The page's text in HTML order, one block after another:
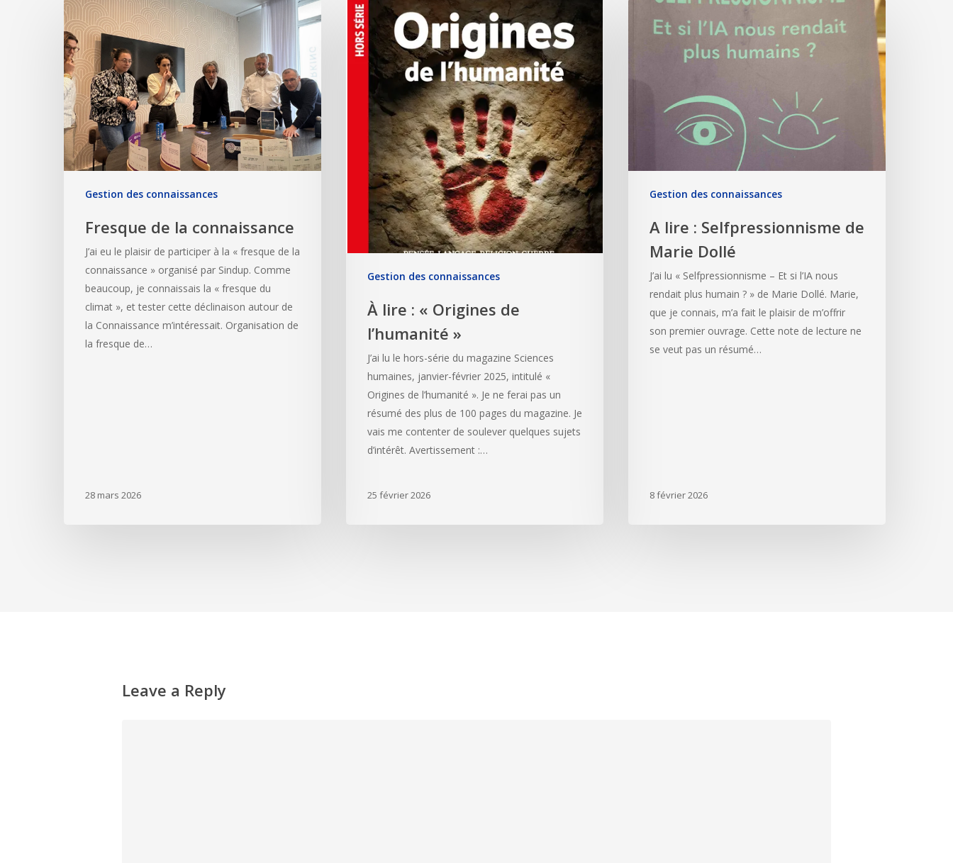
Gestion des connaissances
Fresque de la connaissance
J’ai eu le plaisir de participer à la « fresque de la
connaissance » organisé par Sindup. Comme
beaucoup, je connaissais la « fresque du
climat », et tester cette déclinaison autour de
la Connaissance m’intéressait. Organisation de
la fresque de…
28 mars 2026
Gestion des connaissances
À lire : « Origines de
l’humanité »
J’ai lu le hors-série du magazine Sciences
humaines, janvier-février 2025, intitulé «
Origines de l’humanité ». Je ne ferai pas un
résumé des plus de 100 pages du magazine. Je
vais me contenter de soulever quelques sujets
d’intérêt. Avertissement :…
25 février 2026
Gestion des connaissances
A lire : Selfpressionnisme de
Marie Dollé
J’ai lu « Selfpressionnisme – Et si l’IA nous
rendait plus humain ? » de Marie Dollé. Marie,
que je connais, m’a fait le plaisir de m’offrir
son premier ouvrage. Cette note de lecture ne
se veut pas un résumé…
8 février 2026
Leave a Reply